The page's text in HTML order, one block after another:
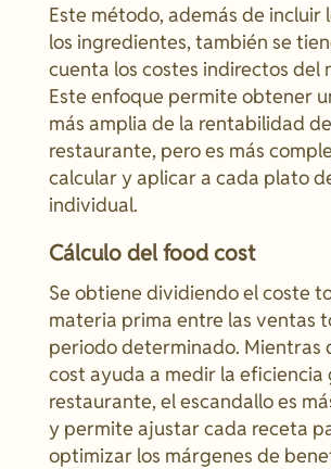
Este método, además de incluir
los ingredientes, también se
cuenta los costes indirectos del
Este enfoque permite obtener
más amplia de la rentabilidad
restaurante, pero es más
calcular y aplicar a cada plato
individual.
Cálculo del food cost
Se obtiene dividiendo el coste
materia prima entre las ventas
periodo determinado. Mientras
cost ayuda a medir la eficiencia
restaurante, el escandallo es
y permite ajustar cada receta
optimizar los márgenes de